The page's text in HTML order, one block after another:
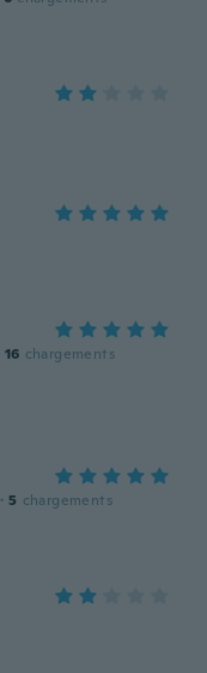
16 chargements
· 5 chargements